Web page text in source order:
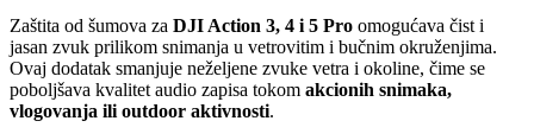
Zaštita od šumova za DJI Action 3, 4 i 5 Pro omogućava čist i
jasan zvuk prilikom snimanja u vetrovitim i bučnim okruženjima.
Ovaj dodatak smanjuje neželjene zvuke vetra i okoline, čime se
poboljšava kvalitet audio zapisa tokom akcionih snimaka,
vlogovanja ili outdoor aktivnosti.